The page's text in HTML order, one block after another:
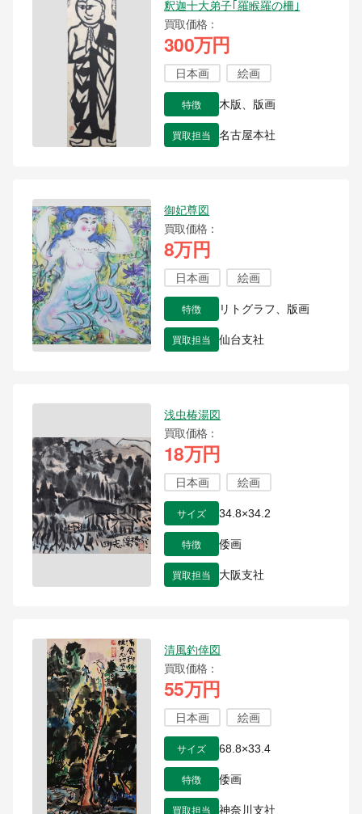
釈迦十大弟子｢羅睺羅の柵｣
買取価格
300万円
日本画 絵画
特徴 木版、版画
買取担当 名古屋本社
御妃尊図
買取価格
8万円
日本画 絵画
特徴 リトグラフ、版画
買取担当 仙台支社
浅虫椿湯図
買取価格
18万円
日本画 絵画
サイズ 34.8×34.2
特徴 倭画
買取担当 大阪支社
清風釣倖図
買取価格
55万円
日本画 絵画
サイズ 68.8×33.4
特徴 倭画
買取担当 神奈川支社